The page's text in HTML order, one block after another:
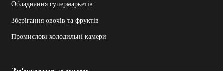
Обладнання супермаркетів
Зберігання овочів та фруктів
Промислові холодильні камери